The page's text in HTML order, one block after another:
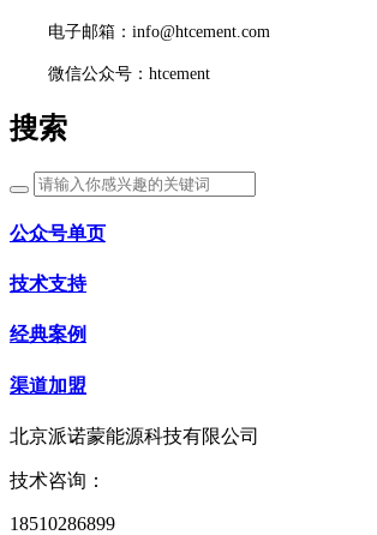
电子邮箱：info@htcement.com
微信公众号：htcement
搜索
公众号单页
技术支持
经典案例
渠道加盟
北京派诺蒙能源科技有限公司
技术咨询：
18510286899